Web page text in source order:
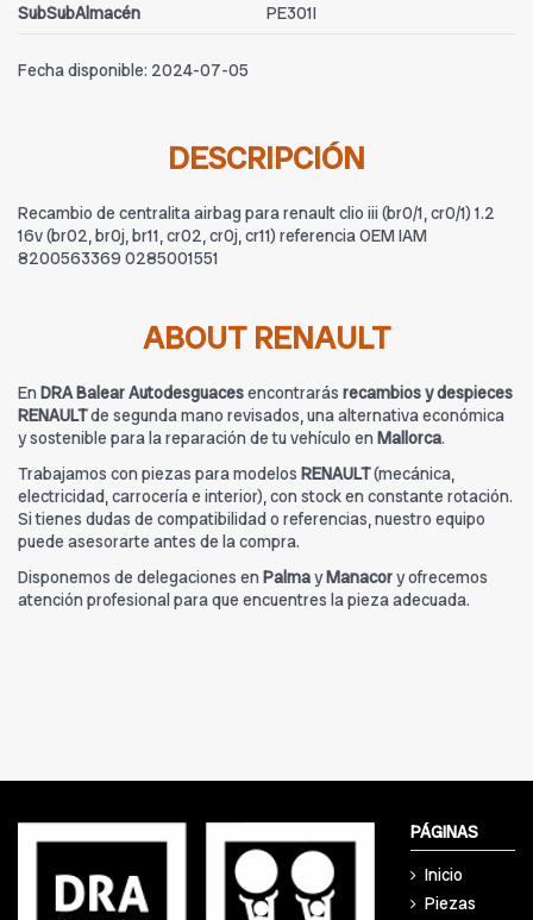
SubSubAlmacén
PE301I
Fecha disponible: 2024-07-05
DESCRIPCIÓN
Recambio de centralita airbag para renault clio iii (br0/1, cr0/1) 1.2
16v (br02, br0j, br11, cr02, cr0j, cr11) referencia OEM IAM
8200563369 0285001551
ABOUT RENAULT
En DRA Balear Autodesguacesencontrarás recambios y despieces
RENAULTde segunda mano revisados, una alternativa económica
y sostenible para la reparación de tu vehículo en Mallorca.
Trabajamos con piezas para modelos RENAULT(mecánica,
electricidad, carrocería e interior), con stock en constante rotación.
Si tienes dudas de compatibilidad o referencias, nuestro equipo
puede asesorarte antes de la compra.
Disponemos de delegaciones en PalmayManacory ofrecemos
atención profesional para que encuentres la pieza adecuada.
PÁGINAS
Inicio
Piezas